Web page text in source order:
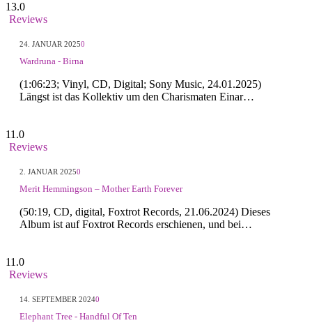
13.0
Reviews
24. JANUAR 20250
Wardruna - Birna
(1:06:23; Vinyl, CD, Digital; Sony Music, 24.01.2025)
Längst ist das Kollektiv um den Charismaten Einar…
11.0
Reviews
2. JANUAR 20250
Merit Hemmingson – Mother Earth Forever
(50:19, CD, digital, Foxtrot Records, 21.06.2024) Dieses
Album ist auf Foxtrot Records erschienen, und bei…
11.0
Reviews
14. SEPTEMBER 20240
Elephant Tree - Handful Of Ten